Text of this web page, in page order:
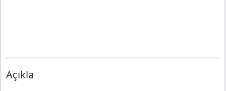
Açıkla